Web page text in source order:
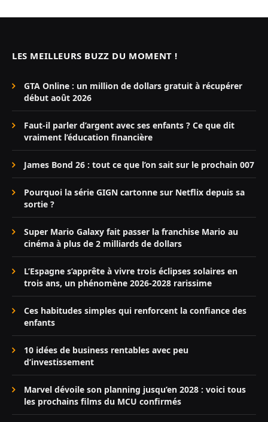
LES MEILLEURS BUZZ DU MOMENT !
GTA Online : un million de dollars gratuit à récupérer
début août 2026
Faut-il parler d’argent avec ses enfants ? Ce que dit
vraiment l’éducation financière
James Bond 26 : tout ce que l’on sait sur le prochain 007
Pourquoi la série GIGN cartonne sur Netflix depuis sa
sortie ?
Super Mario Galaxy fait passer la franchise Mario au
cinéma à plus de 2 milliards de dollars
L’Espagne s’apprête à vivre trois éclipses solaires en
trois ans, un phénomène 2026-2028 rarissime
Ces habitudes simples qui renforcent la confiance des
enfants
10 idées de business rentables avec peu
d’investissement
Marvel dévoile son planning jusqu’en 2028 : voici tous
les prochains films du MCU confirmés